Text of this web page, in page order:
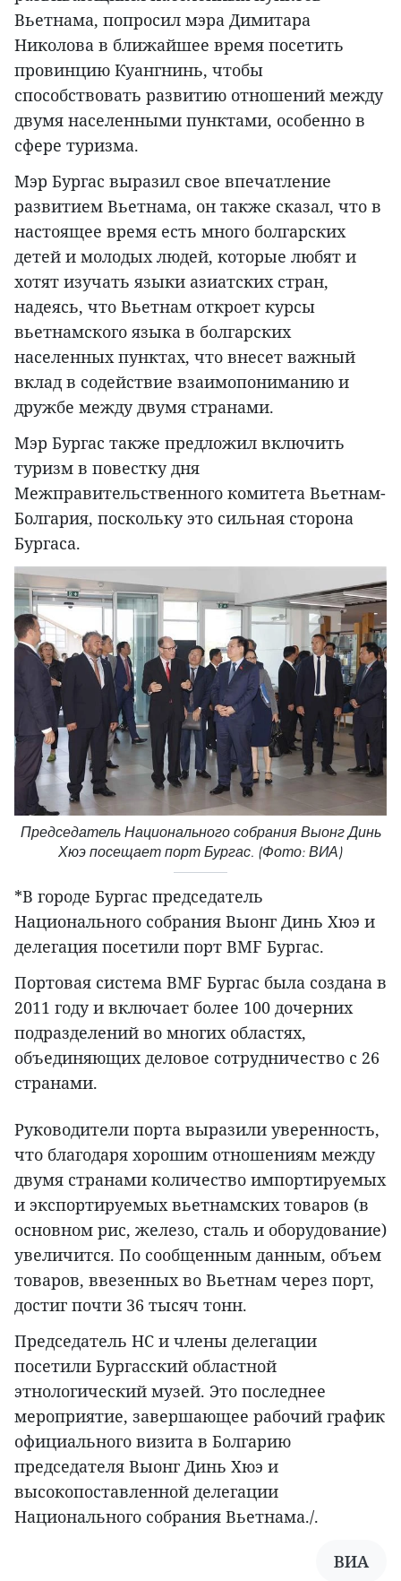
Вьетнама, попросил мэра Димитара
Николова в ближайшее время посетить
провинцию Куангнинь, чтобы
способствовать развитию отношений между
двумя населенными пунктами, особенно в
сфере туризма.
Мэр Бургас выразил свое впечатление
развитием Вьетнама, он также сказал, что в
настоящее время есть много болгарских
детей и молодых людей, которые любят и
хотят изучать языки азиатских стран,
надеясь, что Вьетнам откроет курсы
вьетнамского языка в болгарских
населенных пунктах, что внесет важный
вклад в содействие взаимопониманию и
дружбе между двумя странами.
Мэр Бургас также предложил включить
туризм в повестку дня
Межправительственного комитета Вьетнам-
Болгария, поскольку это сильная сторона
Бургаса.
Председатель Национального собрания Выонг Динь
Хюэ посещает порт Бургас. (Фото: ВИА)
*В городе Бургас председатель
Национального собрания Выонг Динь Хюэ и
делегация посетили порт BMF Бургас.
Портовая система BMF Бургас была создана в
2011 году и включает более 100 дочерних
подразделений во многих областях,
объединяющих деловое сотрудничество с 26
странами.
Руководители порта выразили уверенность,
что благодаря хорошим отношениям между
двумя странами количество импортируемых
и экспортируемых вьетнамских товаров (в
основном рис, железо, сталь и оборудование)
увеличится. По сообщенным данным, объем
товаров, ввезенных во Вьетнам через порт,
достиг почти 36 тысяч тонн.
Председатель НС и члены делегации
посетили Бургасский областной
этнологический музей. Это последнее
мероприятие, завершающее рабочий график
официального визита в Болгарию
председателя Выонг Динь Хюэ и
высокопоставленной делегации
Национального собрания Вьетнама./.
ВИА